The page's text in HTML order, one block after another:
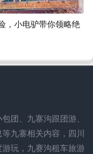
，小电驴带你领略绝
团、九寨沟跟团游、
九寨相关内容，四川
玩，九赛沟租车旅游